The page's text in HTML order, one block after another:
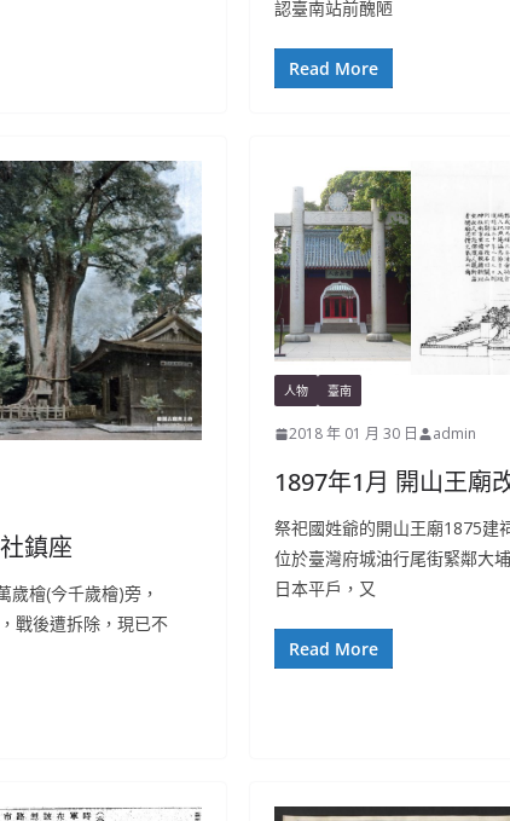
認臺南站前醜陋
Read More
鎮座
歲檜(今千歲檜)旁，
戰後遭拆除，現已不
人物 臺南
2018 年 01 月 30 日 admin
1897年1月 開山王廟
祭祀國姓爺的開山王廟1875建
位於臺灣府城油行尾街緊鄰大
日本平戶，又
Read More